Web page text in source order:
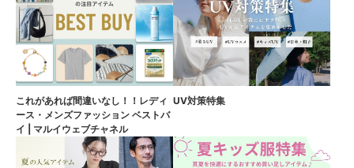
これがあれば間違いなし！！レディ
ース・メンズファッション ベストバ
イ | マルイウェブチャネル
UV対策特集